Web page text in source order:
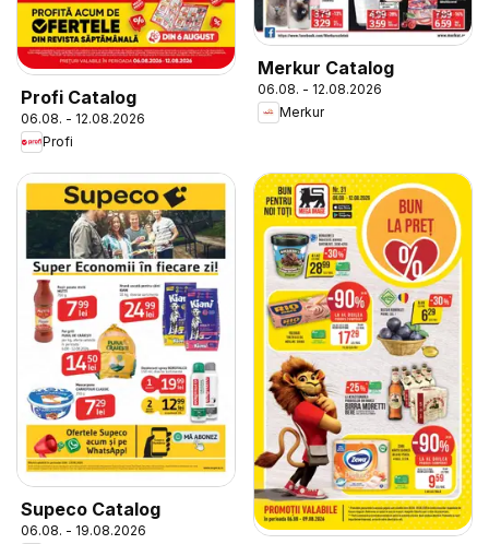
Profi Catalog
06.08. - 12.08.2026
Profi
Merkur Catalog
06.08. - 12.08.2026
Merkur
Supeco Catalog
06.08. - 19.08.2026